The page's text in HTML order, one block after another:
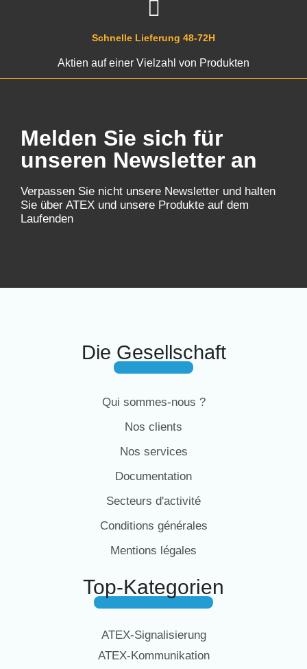
Schnelle Lieferung 48-72H
Aktien auf einer Vielzahl von Produkten
Melden Sie sich für
unseren Newsletter an
Verpassen Sie nicht unsere Newsletter und halten
Sie über ATEX und unsere Produkte auf dem
Laufenden
Die Gesellschaft
Qui sommes-nous ?
Nos clients
Nos services
Documentation
Secteurs d'activité
Conditions générales
Mentions légales
Top-Kategorien
ATEX-Signalisierung
ATEX-Kommunikation